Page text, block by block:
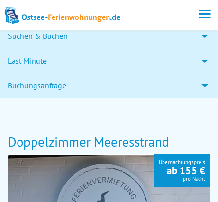
Suchen & Buchen
Last Minute
Buchungsanfrage
Doppelzimmer Meeresstrand
Übernachtungspreis
ab 155 €
pro Nacht